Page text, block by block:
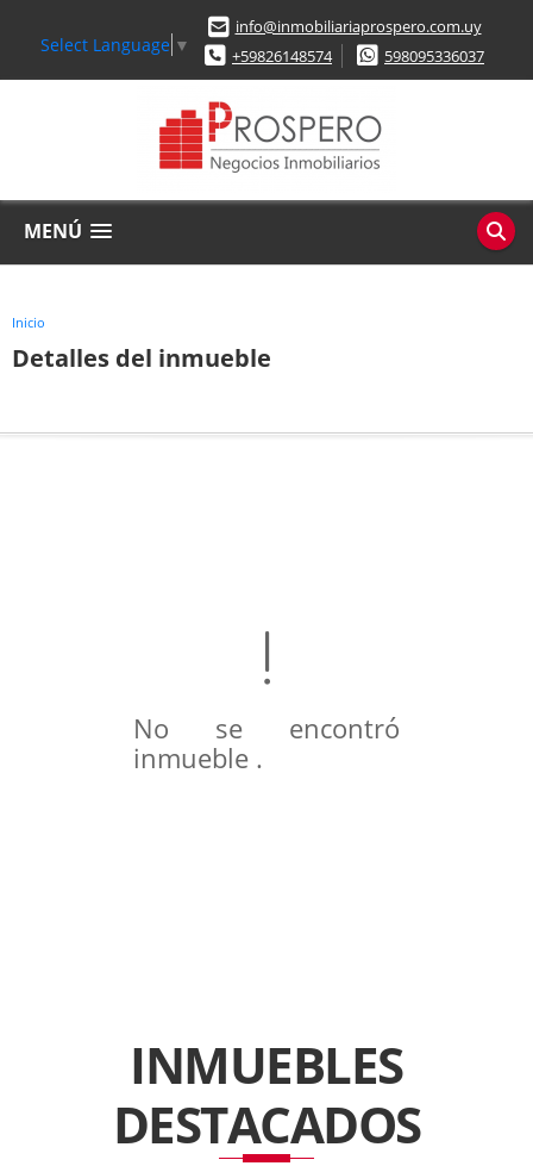
Select Language ▼
info@inmobiliariaprospero.com.uy
+59826148574
598095336037
MENÚ
Inicio
Detalles del inmueble
No se encontró
inmueble .
INMUEBLES
DESTACADOS